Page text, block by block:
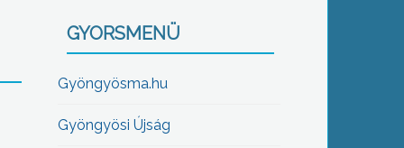
GYORSMENÜ
Gyöngyösma.hu
Gyöngyösi Újság